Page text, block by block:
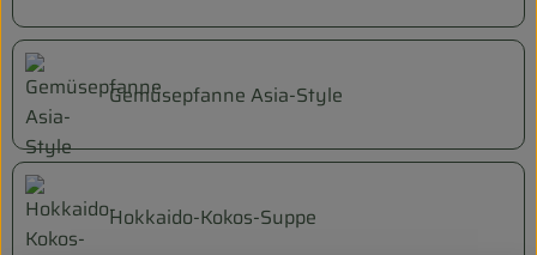
Gemüsepfanne Asia-Style
Hokkaido-Kokos-Suppe